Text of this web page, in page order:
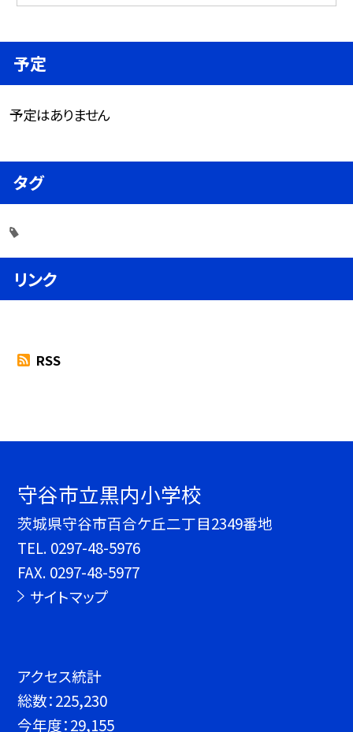
予定
予定はありません
タグ
リンク
RSS
守谷市立黒内小学校
茨城県守谷市百合ケ丘二丁目2349番地
TEL. 0297-48-5976
FAX. 0297-48-5977
サイトマップ
アクセス統計
総数：225,230
今年度：29,155